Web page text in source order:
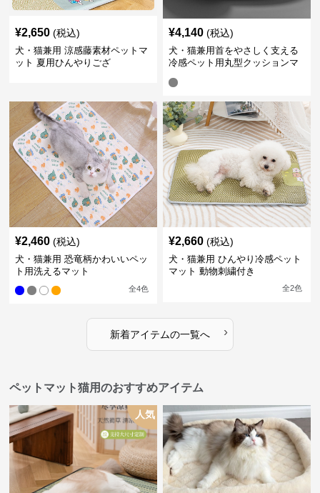
¥2,650 (税込)
犬・猫兼用 涼感藤素材ペットマ
ット 夏用ひんやりござ
¥4,140 (税込)
犬・猫兼用首をやさしく支える
冷感ペット用丸型クッションマ
¥2,460 (税込)
犬・猫兼用 恐竜柄かわいいペッ
ト用洗えるマット
全4色
¥2,660 (税込)
犬・猫兼用 ひんやり冷感ペット
マット 動物刺繍付き
全2色
新着アイテムの一覧へ ›
ペットマット猫用のおすすめアイテム
人気